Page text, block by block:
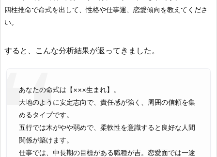
四柱推命で命式を出して、性格や仕事運、恋愛傾向を教えてくださ
い。
すると、こんな分析結果が返ってきました。
あなたの命式は【×××生まれ】。
大地のように安定志向で、責任感が強く、周囲の信頼を集
めるタイプです。
五行では木がやや弱めで、柔軟性を意識すると良好な人間
関係が築けます。
仕事では、中長期の目標がある職種が吉。恋愛面では一途